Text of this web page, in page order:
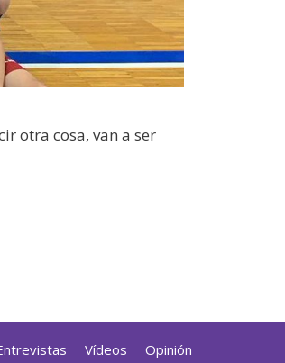
otra cosa, van a ser
Vídeos
Opinión